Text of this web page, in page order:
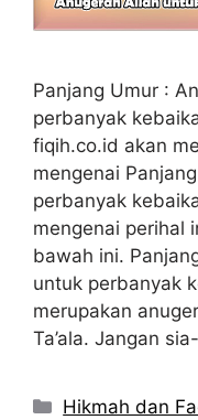
Panjang Umur :
perbanyak
fiqih.co.id akan
mengenai
perbanyak
mengenai perihal
bawah ini.
untuk perbanyak
merupakan
Ta’ala. Jangan
Kategori
Hikmah dan